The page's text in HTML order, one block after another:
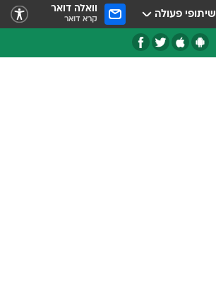
שיתופי פעולה וואלה דואר
קרא דואר